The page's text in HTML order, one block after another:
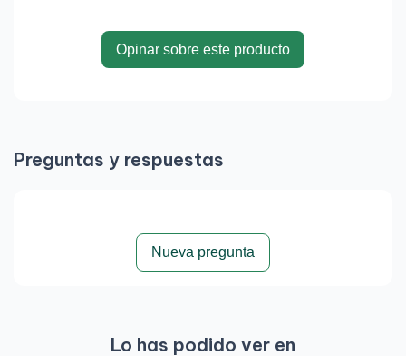
Opinar sobre este producto
Preguntas y respuestas
Nueva pregunta
Lo has podido ver en